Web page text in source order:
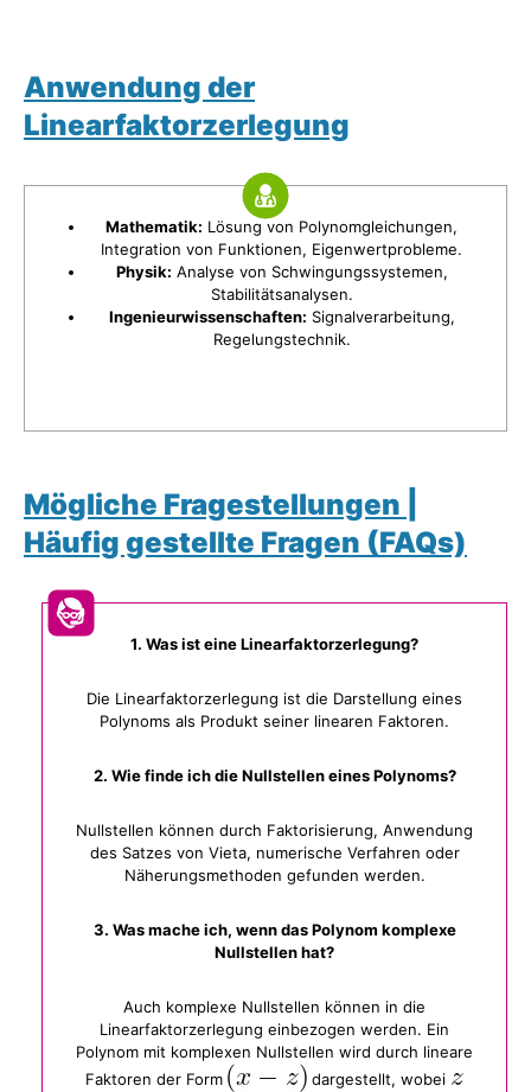
Anwendung der
Linearfaktorzerlegung
Mathematik: Lösung von Polynomgleichungen,
Integration von Funktionen, Eigenwertprobleme.
Physik: Analyse von Schwingungssystemen,
Stabilitätsanalysen.
Ingenieurwissenschaften: Signalverarbeitung,
Regelungstechnik.
Mögliche Fragestellungen |
Häufig gestellte Fragen (FAQs)
1. Was ist eine Linearfaktorzerlegung?
Die Linearfaktorzerlegung ist die Darstellung eines
Polynoms als Produkt seiner linearen Faktoren.
2. Wie finde ich die Nullstellen eines Polynoms?
Nullstellen können durch Faktorisierung, Anwendung
des Satzes von Vieta, numerische Verfahren oder
Näherungsmethoden gefunden werden.
3. Was mache ich, wenn das Polynom komplexe
Nullstellen hat?
Auch komplexe Nullstellen können in die
Linearfaktorzerlegung einbezogen werden. Ein
Polynom mit komplexen Nullstellen wird durch lineare
Faktoren der Form
dargestellt, wobei